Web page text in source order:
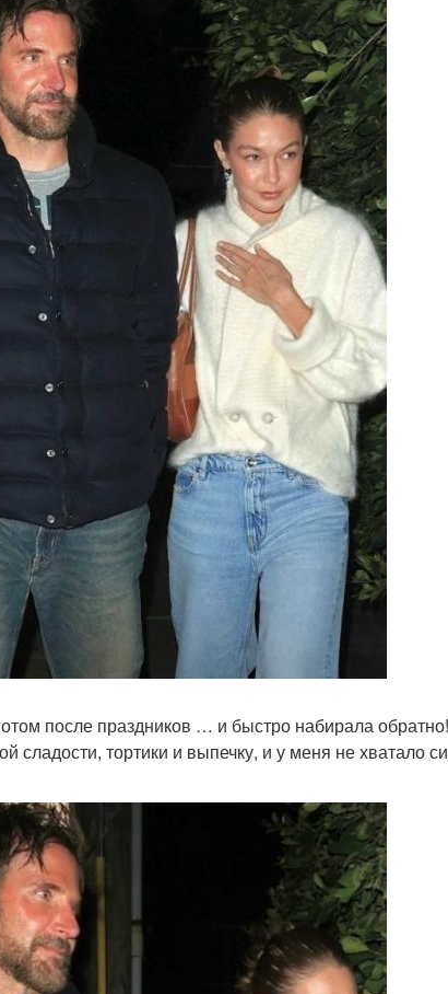
после праздников … и быстро набирала
сладости, тортики и выпечку, и у меня не хватало